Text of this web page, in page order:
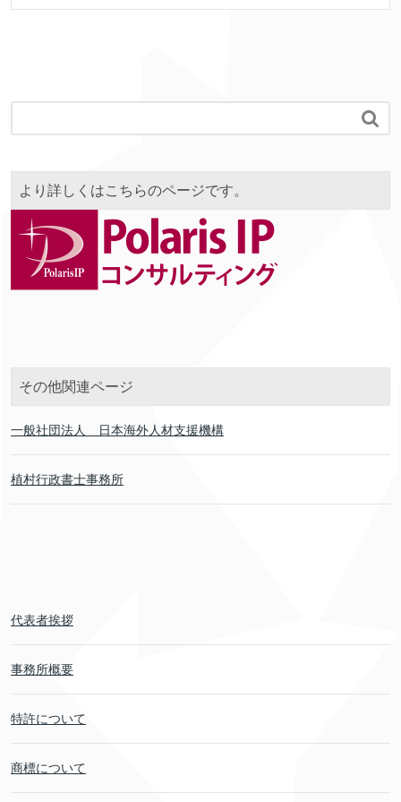

より詳しくはこちらのページです。
その他関連ページ
一般社団法人 日本海外人材支援機構
植村行政書士事務所
代表者挨拶
事務所概要
特許について
商標について